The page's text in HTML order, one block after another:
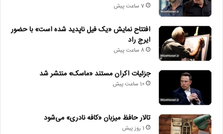
هنرهای تجسمی 7 ساعت پیش
افتتاح نمایش «یک فیل ناپدید شده است» با حضور
ایرج راد
8 ساعت پیش
جزئیات اکران مستند «ماسک» منتشر شد
10 ساعت پیش
تالار حافظ میزبان «کافه نادری» می‌شود
1 روز پیش